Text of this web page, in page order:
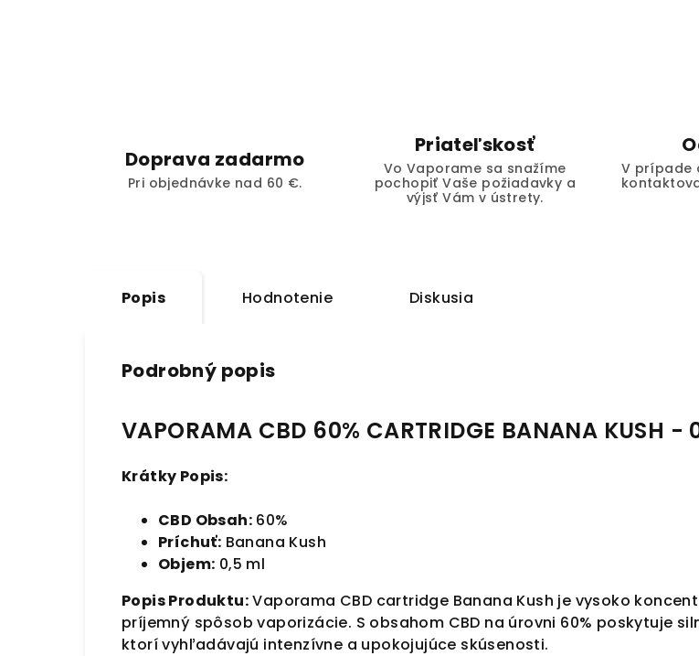
Doprava zadarmo
Pri objednávke nad 60 €.
Priateľskosť
Vo Vaporame sa snažíme
pochopiť Vaše požiadavky a
výjsť Vám v ústrety.
V prípade
Popis Hodnotenie Diskusia
Podrobný popis
VAPORAMA CBD 60% CARTRIDGE BANANA KUSH -
Krátky Popis:
CBD Obsah: 60%
Príchuť: Banana Kush
Objem: 0,5 ml
Popis Produktu:Vaporama CBD cartridge Banana Kush je vysoko
príjemný spôsob vaporizácie. S obsahom CBD na úrovni 60% poskytuje
ktorí vyhľadávajú intenzívne a upokojujúce skúsenosti.